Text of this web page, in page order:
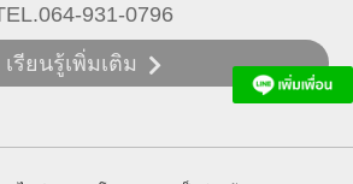
931-0796
เรียนรู้เพิ่มเติม